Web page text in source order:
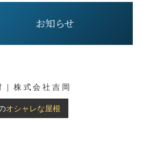
お知らせ
株式会社吉岡
オシャレな屋根